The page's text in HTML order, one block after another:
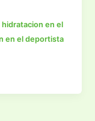
en el
en el deportista